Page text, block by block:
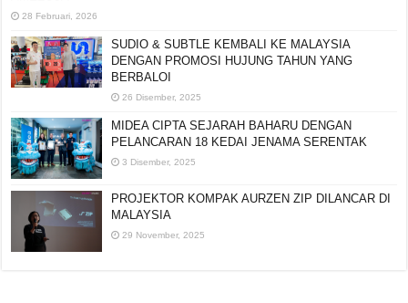
SUDIO & SUBTLE KEMBALI KE MALAYSIA
DENGAN PROMOSI HUJUNG TAHUN YANG
BERBALOI
MIDEA CIPTA SEJARAH BAHARU DENGAN
PELANCARAN 18 KEDAI JENAMA SERENTAK
PROJEKTOR KOMPAK AURZEN ZIP DILANCAR DI
MALAYSIA
29 November, 2025